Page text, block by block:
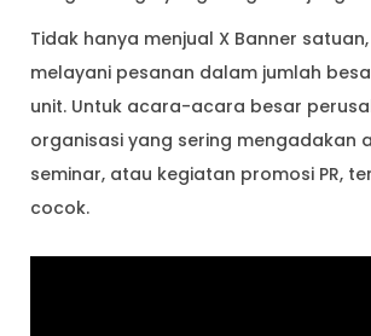
Tidak hanya menjual X Banner
melayani pesanan dalam jumlah
unit. Untuk acara-acara besar
organisasi yang sering mengadakan
seminar, atau kegiatan promosi PR,
cocok.